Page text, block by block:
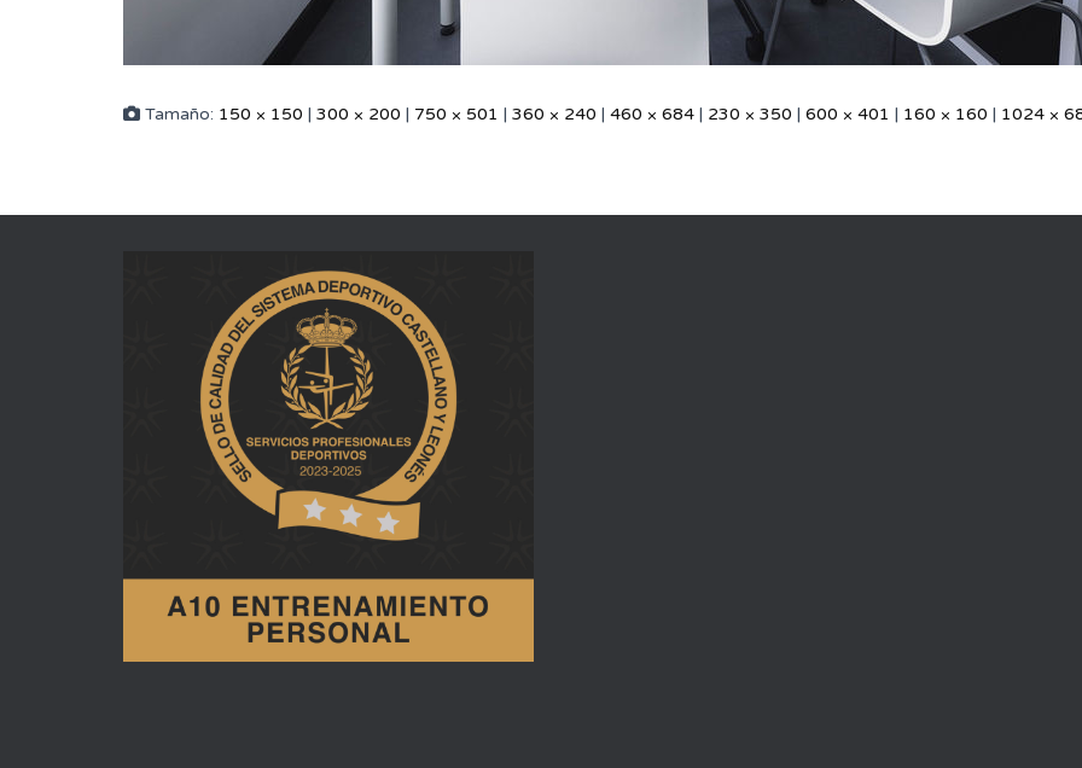
Tamaño: 150 × 150 | 300 × 200 | 750 × 501 | 360 × 240 | 460 × 684 | 230 × 350 | 600 × 401 | 160 × 160 | 1024 ×